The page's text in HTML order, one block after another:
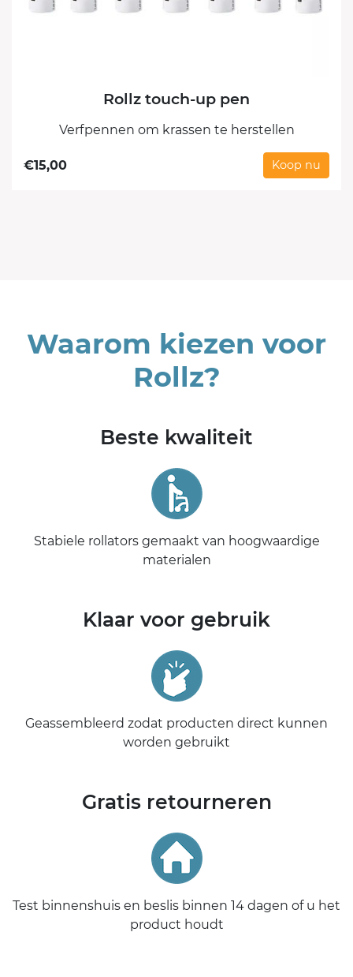
Rollz touch-up pen
Verfpennen om krassen te herstellen
€15,00 Koop nu
Waarom kiezen voor
Rollz?
Beste kwaliteit
Stabiele rollators gemaakt van hoogwaardige
materialen
Klaar voor gebruik
Geassembleerd zodat producten direct kunnen
worden gebruikt
Gratis retourneren
Test binnenshuis en beslis binnen 14 dagen of u het
product houdt